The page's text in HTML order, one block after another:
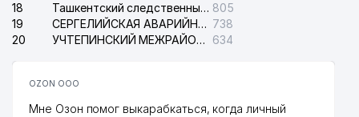
18
Ташкентский следственный изолятор 805
19
СЕРГЕЛИЙСКАЯ АВАРИЙНАЯ СЛУЖБА ЭЛЕКТРОСЕТИ 738
20
УЧТЕПИНСКИЙ МЕЖРАЙОННЫЙ СУД ПО ГРАЖДАНСКИМ ДЕЛАМ 634
OZON ООО
Мне Озон помог выкарабкаться, когда личный